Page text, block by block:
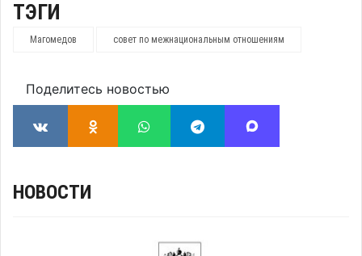
ТЭГИ
Магомедов совет по межнациональным отношениям
Поделитесь новостью
НОВОСТИ